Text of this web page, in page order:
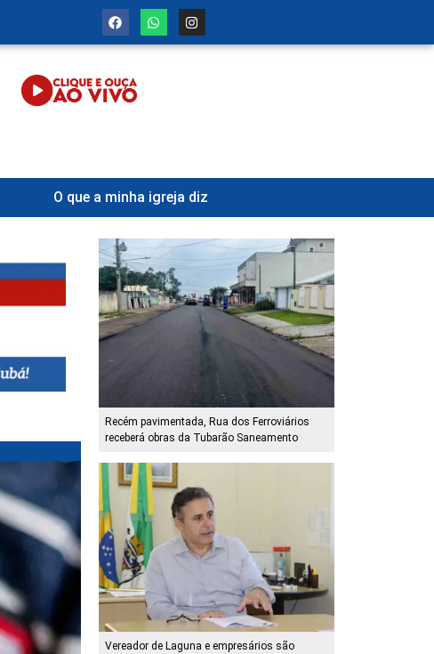
O que a minha igreja diz
Recém pavimentada, Rua dos Ferroviários
receberá obras da Tubarão Saneamento
Vereador de Laguna e empresários são